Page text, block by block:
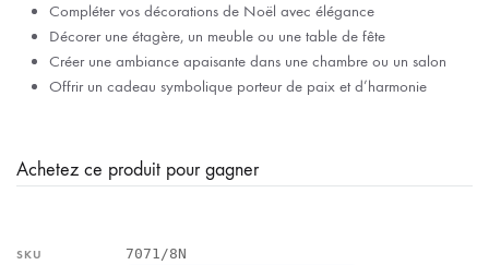
Compléter vos décorations de Noël avec élégance
Décorer une étagère, un meuble ou une table de fête
Créer une ambiance apaisante dans une chambre ou un salon
Offrir un cadeau symbolique porteur de paix et d’harmonie
Achetez ce produit pour gagner
SKU 7071/8N